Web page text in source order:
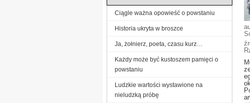
Ciągle ważna opowieść o powstaniu
Historia ukryta w broszce
Ja, żołnierz, poeta, czasu kurz…
Każdy może być kustoszem pamięci o
powstaniu
Ludzkie wartości wystawione na
nieludzką próbę